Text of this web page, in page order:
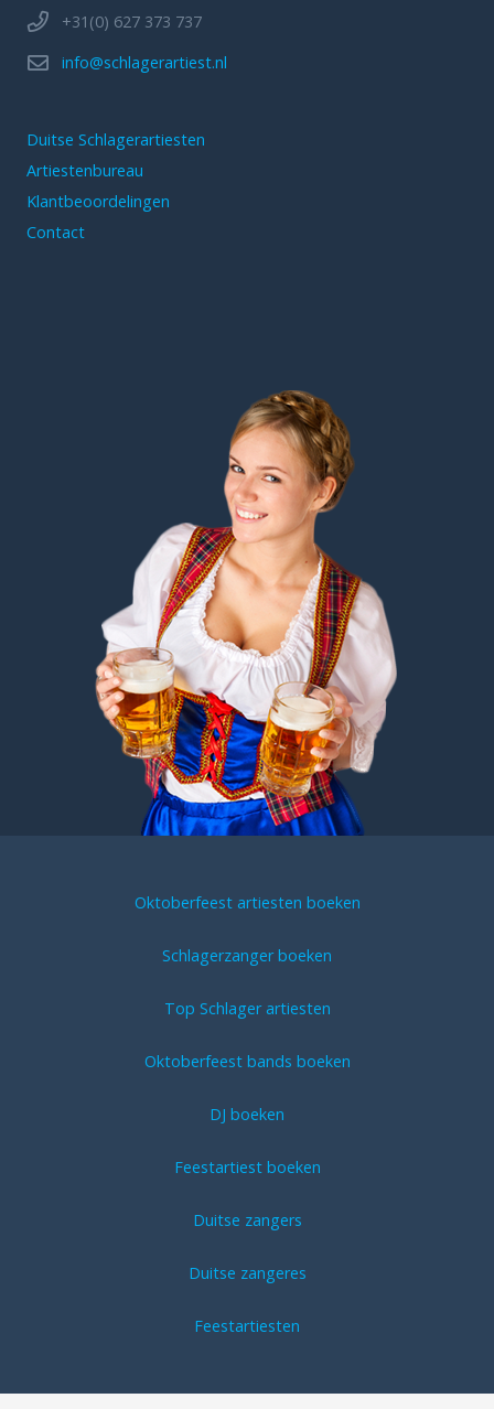
+31(0) 627 373 737
info@schlagerartiest.nl
Duitse Schlagerartiesten
Artiestenbureau
Klantbeoordelingen
Contact
Oktoberfeest artiesten boeken
Schlagerzanger boeken
Top Schlager artiesten
Oktoberfeest bands boeken
DJ boeken
Feestartiest boeken
Duitse zangers
Duitse zangeres
Feestartiesten